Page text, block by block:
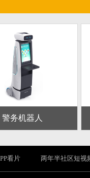
警务机器人
看片 两年半社区短视